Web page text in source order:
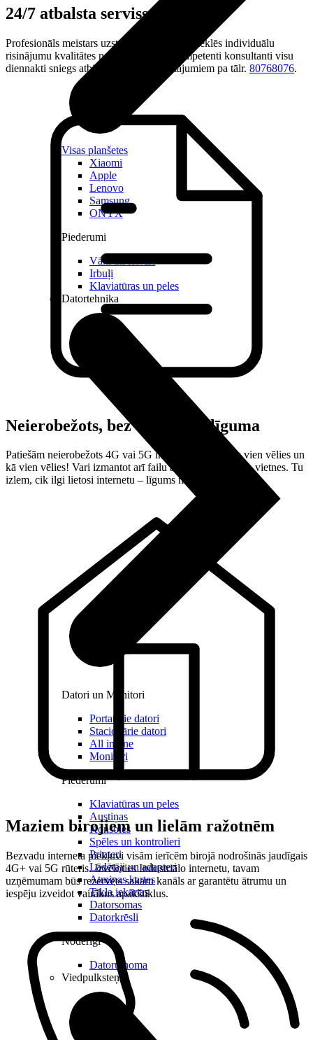
Visas planšetes
Xiaomi
Apple
Lenovo
Samsung
ONYX
Piederumi
Vāki un ietvari
Irbuļi
Klaviatūras un peles
Datortehnika
Datori un Monitori
Portatīvie datori
Stacionārie datori
All in one
Monitori
Piederumi
Klaviatūras un peles
Austiņas
Konsoles
Spēles un kontrolieri
Printeri
Lādētāji un adapteri
Atmiņas kartes
Tīkla iekārtas
Datorsomas
Datorkrēsli
Noderīgi
Datoru noma
Viedpulksteņi
24/7 atbalsta serviss
Profesionāls meistars uzstādīs rūteri un piemeklēs individuālu
risinājumu kvalitātes nodrošināšanai. Kompetenti konsultanti visu
diennakti sniegs atbildes uz taviem jautājumiem pa tālr. 80768076.
Neierobežots, bez terminēta līguma
Patiešām neierobežots 4G vai 5G internets – lieto, cik vien vēlies un
kā vien vēlies! Vari izmantot arī failu apmaiņas un video vietnes. Tu
izlem, cik ilgi lietosi internetu – līgums nav terminēts.
Maziem birojiem un lielām ražotnēm
Bezvadu interneta piekļuvi visām ierīcēm birojā nodrošinās jaudīgais
4G+ vai 5G rūteris. Izvēloties Industriālo internetu, tavam
uzņēmumam būs rezervēts sakaru kanāls ar garantētu ātrumu un
iespēju izveidot vairākus apakštīklus.